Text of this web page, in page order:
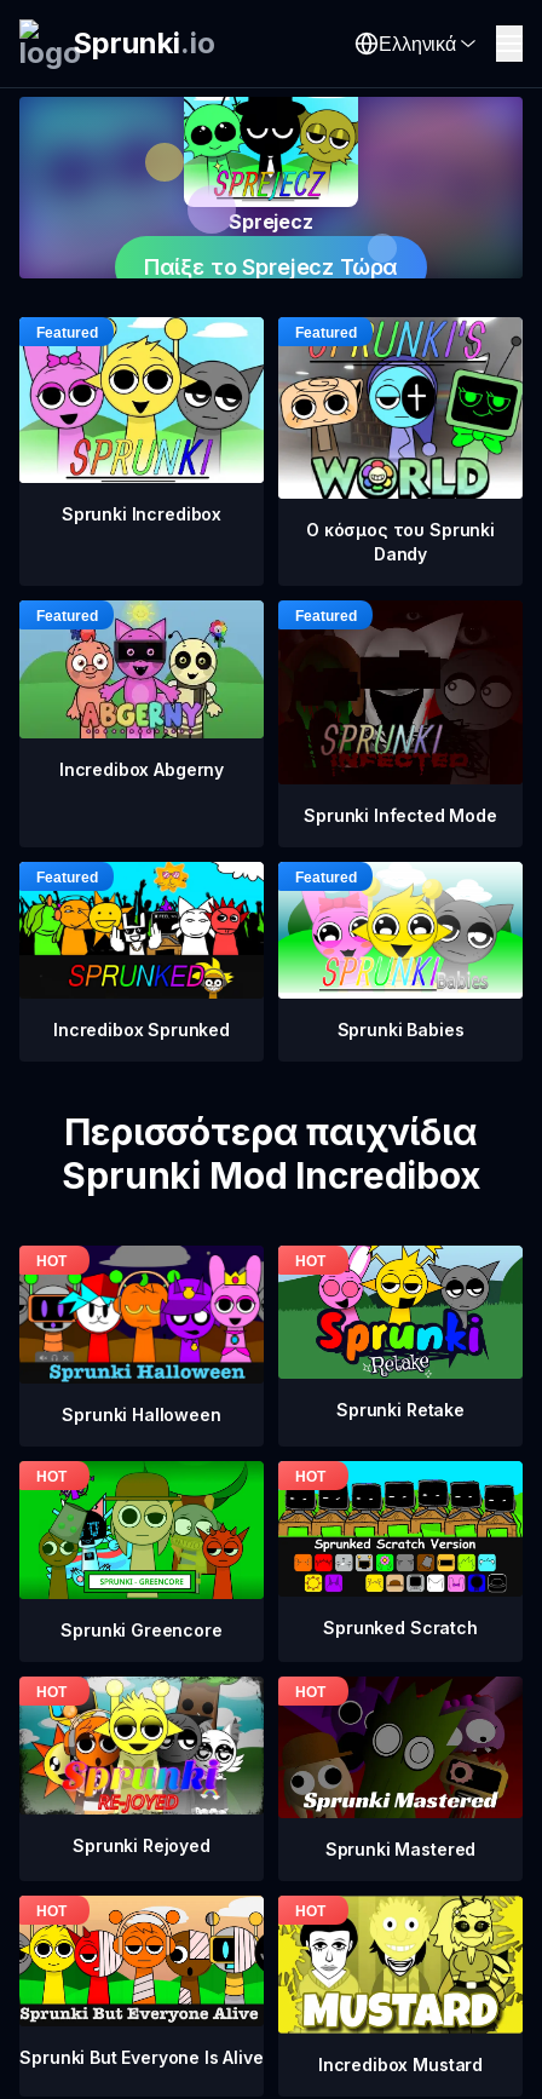
Sprunki.io Ελληνικά
Sprejecz
Παίξε το Sprejecz Τώρα
Sprunki Incredibox
Ο κόσμος του Sprunki
Dandy
Incredibox Abgerny
Sprunki Infected Mode
Incredibox Sprunked Sprunki Babies
Περισσότερα παιχνίδια
Sprunki Mod Incredibox
Sprunki Halloween Sprunki Retake
Sprunki Greencore Sprunked Scratch
Sprunki Rejoyed Sprunki Mastered
Sprunki But Everyone Is Alive Incredibox Mustard